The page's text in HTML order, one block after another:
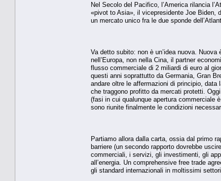
Nel Secolo del Pacifico, l’America rilancia
«pivot to Asia», il vicepresidente Joe Biden,
un mercato unico fra le due sponde
Va detto subito: non è un’idea nuova.
nell’Europa, non nella Cina, il partner
flusso commerciale di 2 miliardi di euro al
questi anni soprattutto da Germania, Gran
andare oltre le affermazioni di principio,
che traggono profitto da mercati protetti.
(fasi in cui qualunque apertura commerciale
sono riunite finalmente le condizioni
Partiamo allora dalla carta, ossia dal primo
barriere (un secondo rapporto dovrebbe
commerciali, i servizi, gli investimenti, gli
all’energia. Un comprehensive free trade
gli standard internazionali in moltissimi